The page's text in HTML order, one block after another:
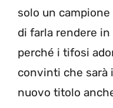
solo un campione
di farla rendere
perché i tifosi
convinti che sarà
nuovo titolo